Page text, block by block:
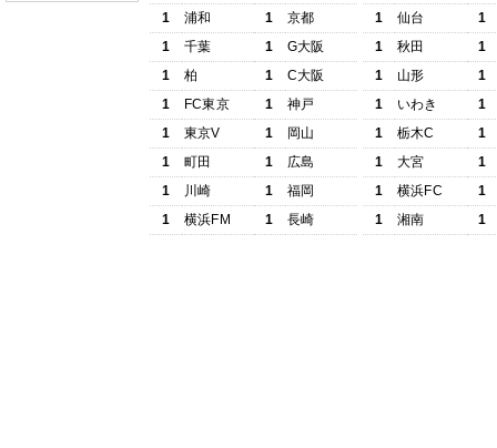
1
浦和 1
京都
1
千葉 1
G大阪
1
柏 1
C大阪
1
FC東京 1
神戸
1
東京V 1
岡山
1
町田 1
広島
1
川崎 1
福岡
1
横浜FM 1 長崎
1
仙台
1
1
秋田
1
1
山形
1
1
いわき
1
1
栃木C
1
1
大宮
1
1
横浜FC
1
1
湘南 1